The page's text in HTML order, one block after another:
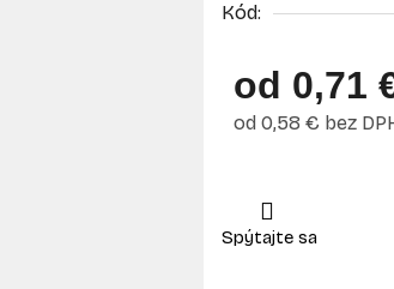
Kód:
od 0,71
od 0,58 € bez